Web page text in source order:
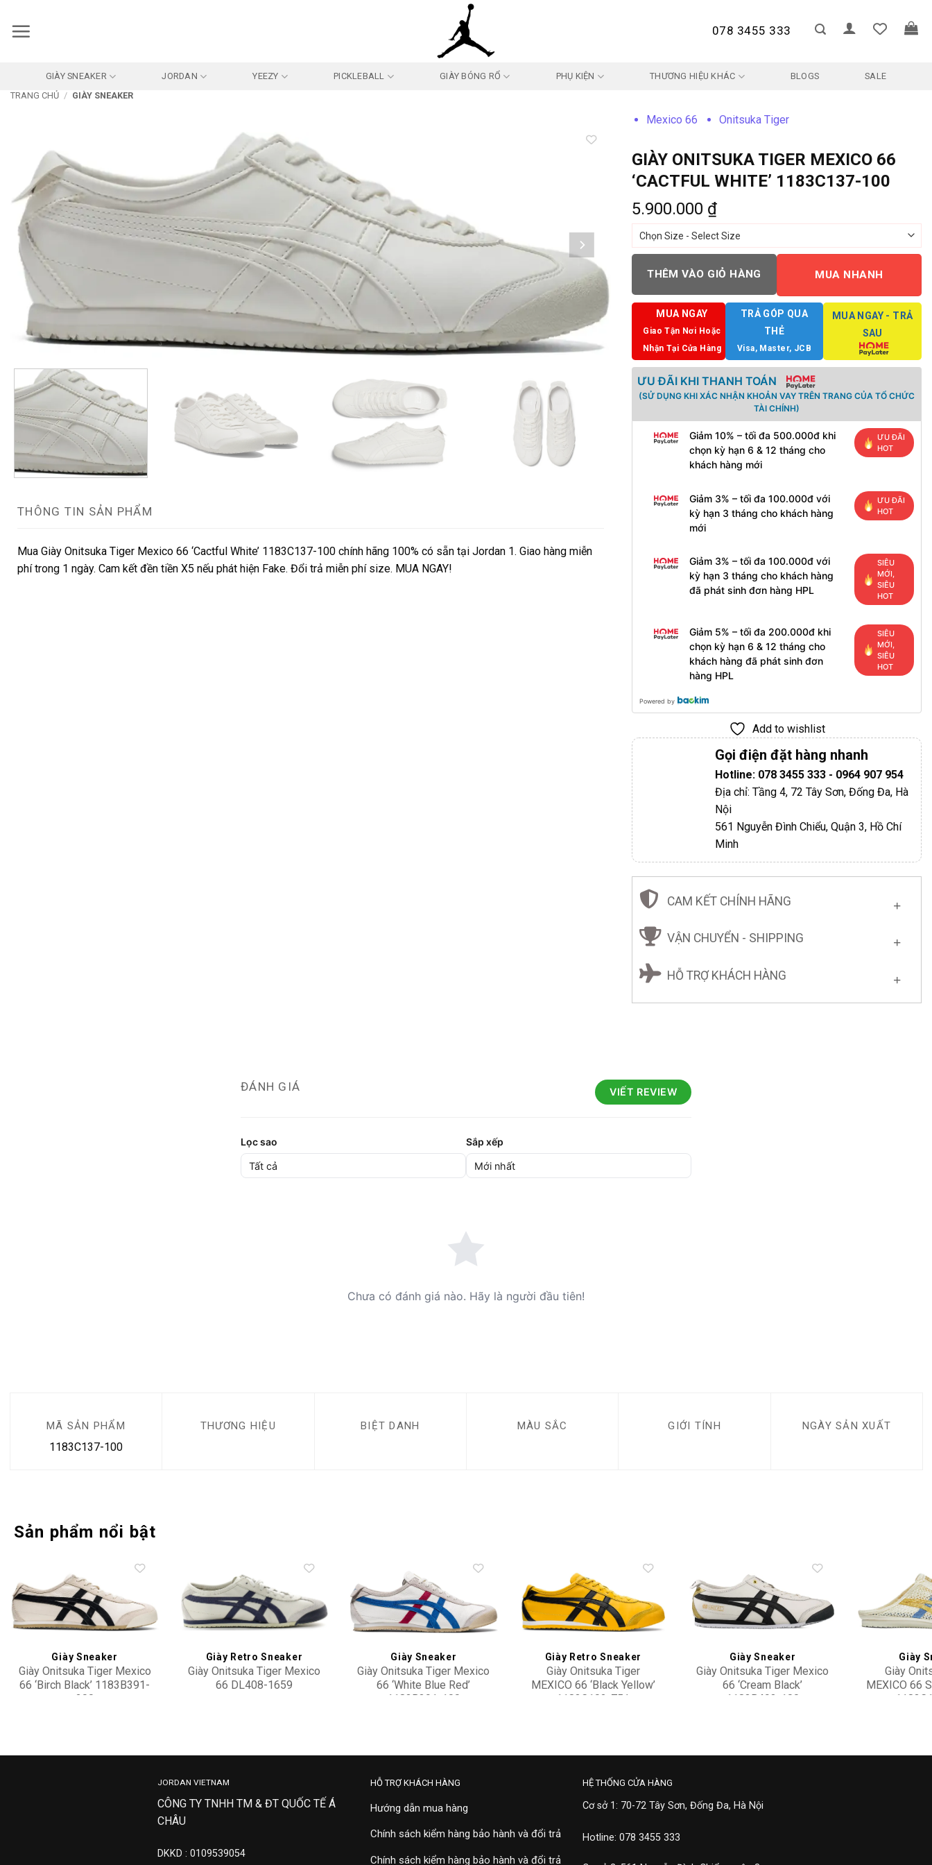
qua
078 3455 333
GIÀY SNEAKER JORDAN YEEZY PICKLEBALL GIÀY BÓNG RỔ PHỤ KIỆN THƯƠNG HIỆU KHÁC BLOGS
SALE
TRANG CHỦ / GIÀY SNEAKER
THÔNG TIN SẢN PHẨM
Mua Giày Onitsuka Tiger Mexico 66 ‘Cactful White’ 1183C137-100 chính hãng 100% có sẵn tại Jordan 1. Giao hàng miễn
phí trong 1 ngày. Cam kết đền tiền X5 nếu phát hiện Fake. Đổi trả miễn phí size. MUA NGAY!
Mexico 66 Onitsuka Tiger
GIÀY ONITSUKA TIGER MEXICO 66
‘CACTFUL WHITE’ 1183C137-100
5.900.000 ₫
THÊM VÀO GIỎ HÀNG MUA NHANH
MUA NGAY
Giao Tận Nơi Hoặc
Nhận Tại Cửa Hàng
TRẢ GÓP QUA
THẺ
Visa, Master, JCB
MUA NGAY - TRẢ
SAU
ƯU ĐÃI KHI THANH TOÁN
(SỬ DỤNG KHI XÁC NHẬN KHOẢN VAY TRÊN TRANG CỦA TỔ CHỨC
TÀI CHÍNH)
Giảm 10% – tối đa 500.000đ khi
chọn kỳ hạn 6 & 12 tháng cho
khách hàng mới
ƯU ĐÃI
HOT
Giảm 3% – tối đa 100.000đ với
kỳ hạn 3 tháng cho khách hàng
mới
ƯU ĐÃI
HOT
Giảm 3% – tối đa 100.000đ với
kỳ hạn 3 tháng cho khách hàng
đã phát sinh đơn hàng HPL
SIÊU
MỚI,
SIÊU
HOT
Giảm 5% – tối đa 200.000đ khi
chọn kỳ hạn 6 & 12 tháng cho
khách hàng đã phát sinh đơn
hàng HPL
SIÊU
MỚI,
SIÊU
HOT
Powered by
Add to wishlist
Gọi điện đặt hàng nhanh
Hotline: 078 3455 333 - 0964 907 954
Địa chỉ: Tầng 4, 72 Tây Sơn, Đống Đa, Hà
Nội
561 Nguyễn Đình Chiểu, Quận 3, Hồ Chí
Minh
CAM KẾT CHÍNH HÃNG
VẬN CHUYỂN - SHIPPING
HỖ TRỢ KHÁCH HÀNG
ĐÁNH GIÁ VIẾT REVIEW
Lọc sao Sắp xếp
Chưa có đánh giá nào. Hãy là người đầu tiên!
MÃ SẢN PHẨM
1183C137-100
THƯƠNG HIỆU BIỆT DANH MÀU SẮC GIỚI TÍNH NGÀY SẢN XUẤT
Sản phẩm nổi bật
Add to
wishlist
Giày Sneaker
Giày Onitsuka Tiger Mexico
66 ‘Birch Black’ 1183B391-
200
Add to
wishlist
Giày Retro Sneaker
Giày Onitsuka Tiger Mexico
66 DL408-1659
Add to
wishlist
Giày Sneaker
Giày Onitsuka Tiger Mexico
66 ‘White Blue Red’
1183B391-100
Add to
wishlist
Giày Retro Sneaker
Giày Onitsuka Tiger
MEXICO 66 ‘Black Yellow’
1183C102-751
Add to
wishlist
Giày Sneaker
Giày Onitsuka Tiger Mexico
66 ‘Cream Black’
1183B493-100
Giày
Giày
MEXICO 66
JORDAN VIETNAM
CÔNG TY TNHH TM & ĐT QUỐC TẾ Á
CHÂU
DKKD : 0109539054
HỖ TRỢ KHÁCH HÀNG
Hướng dẫn mua hàng
Chính sách kiểm hàng bảo hành và đổi trả
Chính sách kiểm hàng bảo hành và đổi trả
HỆ THỐNG CỬA HÀNG
Cơ sở 1: 70-72 Tây Sơn, Đống Đa, Hà Nội
Hotline: 078 3455 333